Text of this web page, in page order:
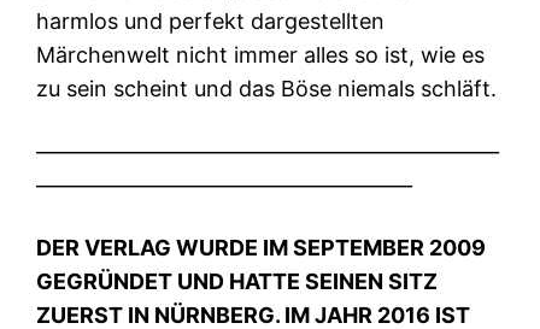
harmlos und perfekt dargestellten
Märchenwelt nicht immer alles so ist, wie es
zu sein scheint und das Böse niemals schläft.
DER VERLAG WURDE IM SEPTEMBER 2009
GEGRÜNDET UND HATTE SEINEN SITZ
ZUERST IN NÜRNBERG. IM JAHR 2016 IST